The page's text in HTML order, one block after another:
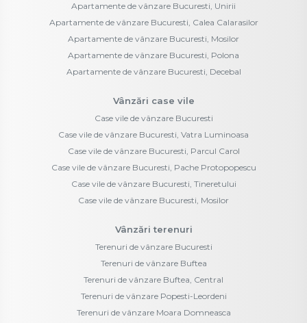
Apartamente de vânzare Bucuresti, Unirii
Apartamente de vânzare Bucuresti, Calea Calarasilor
Apartamente de vânzare Bucuresti, Mosilor
Apartamente de vânzare Bucuresti, Polona
Apartamente de vânzare Bucuresti, Decebal
Vânzări case vile
Case vile de vânzare Bucuresti
Case vile de vânzare Bucuresti, Vatra Luminoasa
Case vile de vânzare Bucuresti, Parcul Carol
Case vile de vânzare Bucuresti, Pache Protopopescu
Case vile de vânzare Bucuresti, Tineretului
Case vile de vânzare Bucuresti, Mosilor
Vânzări terenuri
Terenuri de vânzare Bucuresti
Terenuri de vânzare Buftea
Terenuri de vânzare Buftea, Central
Terenuri de vânzare Popesti-Leordeni
Terenuri de vânzare Moara Domneasca